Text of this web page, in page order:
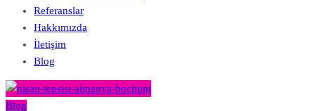
Referanslar
Hakkımızda
İletişim
Blog
Blog